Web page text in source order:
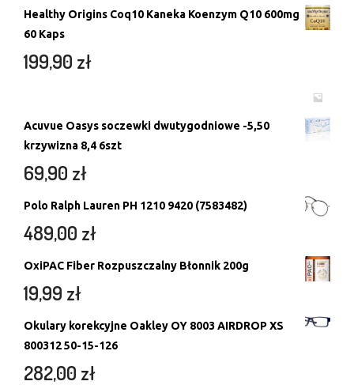
Healthy Origins Coq10 Kaneka Koenzym Q10 600mg
60 Kaps
199,90 zł
Acuvue Oasys soczewki dwutygodniowe -5,50
krzywizna 8,4 6szt
69,90 zł
Polo Ralph Lauren PH 1210 9420 (7583482)
489,00 zł
OxiPAC Fiber Rozpuszczalny Błonnik 200g
19,99 zł
Okulary korekcyjne Oakley OY 8003 AIRDROP XS
800312 50-15-126
282,00 zł